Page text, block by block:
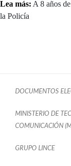
Lea más: A 8 años
la Policía
DOCUMENTOS
MINISTERIO DE
COMUNICACIÓN
GRUPO LINCE